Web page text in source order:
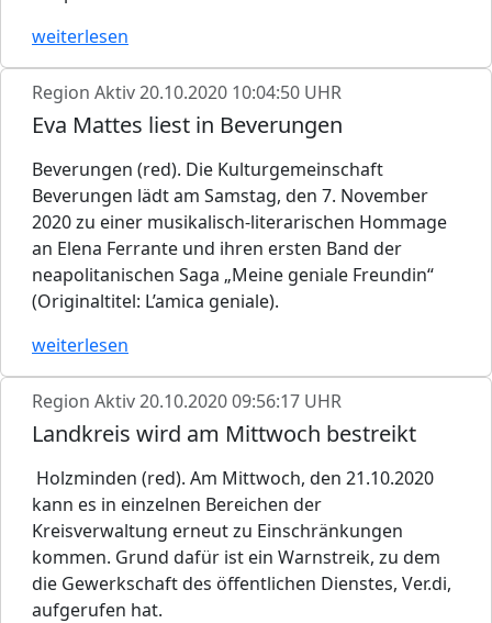
weiterlesen
Region Aktiv20.10.2020 10:04:50 UHR
Eva Mattes liest in Beverungen
Beverungen (red). Die Kulturgemeinschaft
Beverungen lädt am Samstag, den 7. November
2020 zu einer musikalisch-literarischen Hommage
an Elena Ferrante und ihren ersten Band der
neapolitanischen Saga „Meine geniale Freundin“
(Originaltitel: L’amica geniale).
weiterlesen
Region Aktiv20.10.2020 09:56:17 UHR
Landkreis wird am Mittwoch bestreikt
Holzminden (red). Am Mittwoch, den 21.10.2020
kann es in einzelnen Bereichen der
Kreisverwaltung erneut zu Einschränkungen
kommen. Grund dafür ist ein Warnstreik, zu dem
die Gewerkschaft des öffentlichen Dienstes, Ver.di,
aufgerufen hat.